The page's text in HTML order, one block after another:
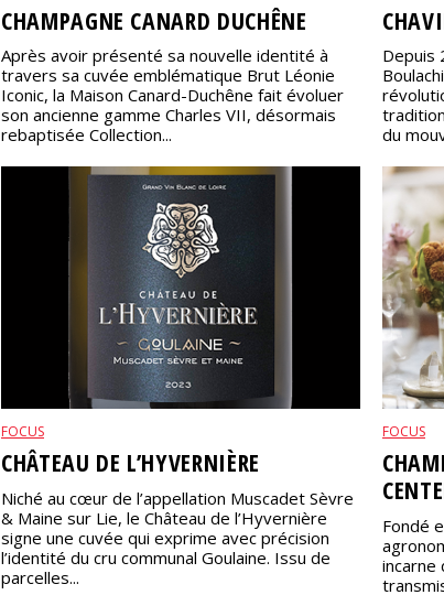
CHAMPAGNE CANARD DUCHÊNE
Après avoir présenté sa nouvelle identité à
travers sa cuvée emblématique Brut Léonie
Iconic, la Maison Canard-Duchêne fait évoluer
son ancienne gamme Charles VII, désormais
rebaptisée Collection...
Depuis
du
FOCUS
CHÂTEAU DE L’HYVERNIÈRE
Niché au cœur de l’appellation Muscadet Sèvre
& Maine sur Lie, le Château de l’Hyvernière
signe une cuvée qui exprime avec précision
l’identité du cru communal Goulaine. Issu de
parcelles...
FOCUS
Fondé
incarne